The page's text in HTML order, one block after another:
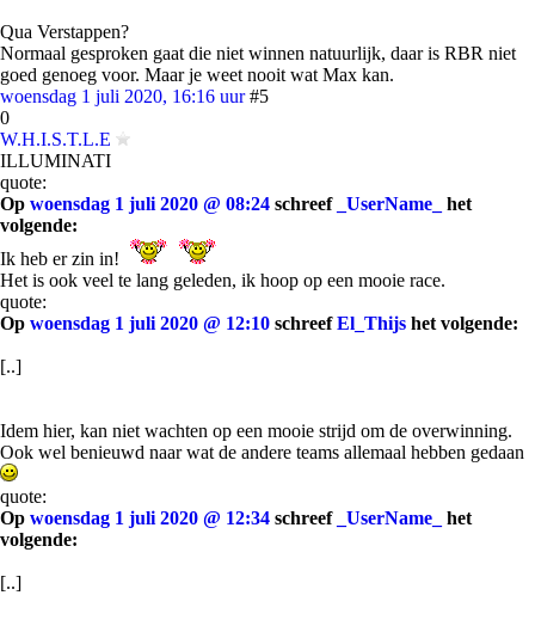
Qua Verstappen?
Normaal gesproken gaat die niet winnen natuurlijk, daar is RBR niet
goed genoeg voor. Maar je weet nooit wat Max kan.
woensdag 1 juli 2020, 16:16 uur #5
0
W.H.I.S.T.L.E
ILLUMINATI
quote:
Op woensdag 1 juli 2020 @ 08:24 schreef _UserName_
het
volgende:
Ik heb er zin in!
Het is ook veel te lang geleden, ik hoop op een mooie race.
quote:
Op woensdag 1 juli 2020 @ 12:10 schreefEl_Thijs het volgende:
[..]
Idem hier, kan niet wachten op een mooie strijd om de overwinning.
Ook wel benieuwd naar wat de andere teams allemaal hebben gedaan
quote:
Op woensdag 1 juli 2020 @ 12:34 schreef _UserName_
het
volgende:
[..]